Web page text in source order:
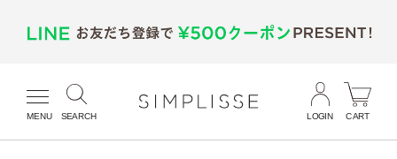
MENU SEARCH LOGIN CART